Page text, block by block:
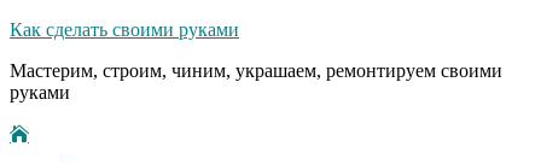
Как сделать своими руками
Мастерим, строим, чиним, украшаем, ремонтируем своими
руками